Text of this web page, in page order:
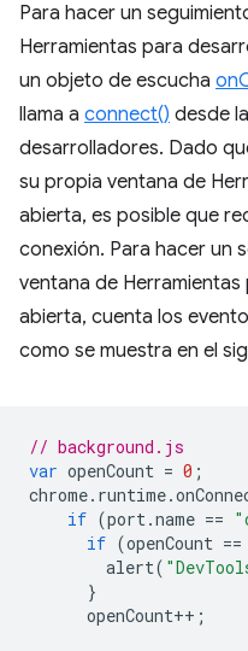
Para hacer un
Herramientas para
un objeto de escucha
llama a connect() desde
desarrolladores. Dado
su propia ventana de
abierta, es posible que
conexión. Para hacer un
ventana de
abierta, cuenta los
como se muestra en el
// background.js
var openCount = 0 ;
chrome. runtime.
if (port.name ==
if (openCount ==
alert(
}
openCount++ ;